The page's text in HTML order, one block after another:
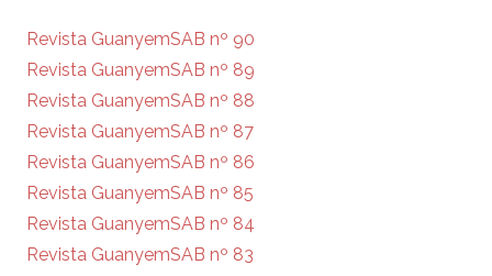
Revista GuanyemSAB nº 90
Revista GuanyemSAB nº 89
Revista GuanyemSAB nº 88
Revista GuanyemSAB nº 87
Revista GuanyemSAB nº 86
Revista GuanyemSAB nº 85
Revista GuanyemSAB nº 84
Revista GuanyemSAB nº 83